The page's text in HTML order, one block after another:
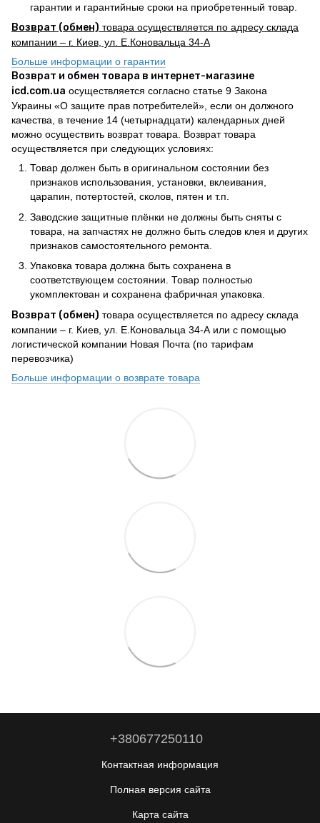
гарантии и гарантийные сроки на приобретенный товар.
Возврат (обмен) товара осуществляется по адресу склада
компании – г. Киев, ул. Е.Коновальца 34-А
Больше информации о гарантии
Возврат и обмен товара в интернет-магазине
icd.com.ua осуществляется согласно статье 9 Закона
Украины «О защите прав потребителей», если он должного
качества, в течение 14 (четырнадцати) календарных дней
можно осуществить возврат товара. Возврат товара
осуществляется при следующих условиях:
Товар должен быть в оригинальном состоянии без
признаков использования, установки, вклеивания,
царапин, потертостей, сколов, пятен и т.п.
Заводские защитные плёнки не должны быть сняты с
товара, на запчастях не должно быть следов клея и других
признаков самостоятельного ремонта.
Упаковка товара должна быть сохранена в
соответствующем состоянии. Товар полностью
укомплектован и сохранена фабричная упаковка.
Возврат (обмен) товара осуществляется по адресу склада
компании – г. Киев, ул. Е.Коновальца 34-А или с помощью
логистической компании Новая Почта (по тарифам
перевозчика)
Больше информации о возврате товара
+380677250110
Контактная информация
Полная версия сайта
Карта сайта